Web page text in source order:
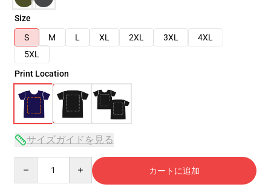
Size
S
M L XL 2XL 3XL
4XL
5XL
Print Location
サイズガイドを見る
カートに追加